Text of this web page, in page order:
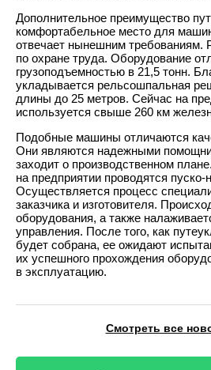
Дополнительное преимущество
комфортабельное место для
отвечает нынешним требованиям.
по охране труда. Оборудование
грузоподъемностью в 21,5 тонн.
укладывается рельсошпальная
длины до 25 метров. Сейчас на
используется свыше 260 км
Подобные машины отличаются
Они являются надежными
заходит о производственном
на предприятии проводятся
Осуществляется процесс
заказчика и изготовителя.
оборудования, а также
управления. После того, как
будет собрана, ее ожидают
их успешного прохождения
в эксплуатацию.
Смотреть все